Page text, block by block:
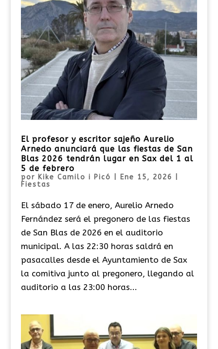
El profesor y escritor sajeño Aurelio
Arnedo anunciará que las fiestas de San
Blas 2026 tendrán lugar en Sax del 1 al
5 de febrero
por Kike Camilo i Picó Ene 15, 2026
Fiestas
El sábado 17 de enero, Aurelio Arnedo
Fernández será el pregonero de las fiestas
de San Blas de 2026 en el auditorio
municipal. A las 22:30 horas saldrá en
pasacalles desde el Ayuntamiento de Sax
la comitiva junto al pregonero, llegando al
auditorio a las 23:00 horas...